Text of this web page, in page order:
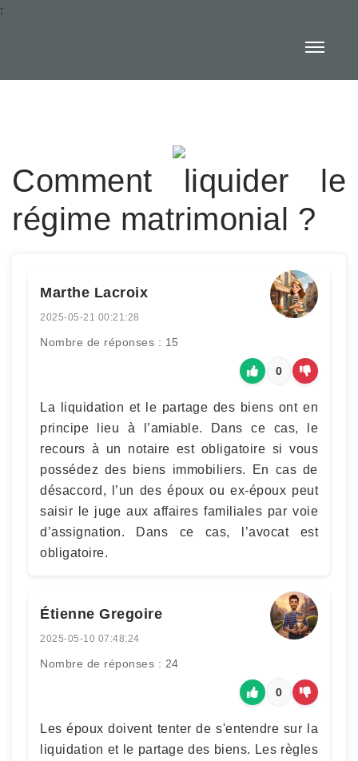
:
Comment liquider le
régime matrimonial ?
Marthe Lacroix
2025-05-21 00:21:28
Nombre de réponses : 15
0
La liquidation et le partage des biens ont en
principe lieu à l’amiable. Dans ce cas, le
recours à un notaire est obligatoire si vous
possédez des biens immobiliers. En cas de
désaccord, l’un des époux ou ex-époux peut
saisir le juge aux affaires familiales par voie
d’assignation. Dans ce cas, l’avocat est
obligatoire.
Étienne Gregoire
2025-05-10 07:48:24
Nombre de réponses : 24
0
Les époux doivent tenter de s'entendre sur la
liquidation et le partage des biens. Les règles